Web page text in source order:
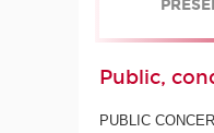
Public,
PUBLIC